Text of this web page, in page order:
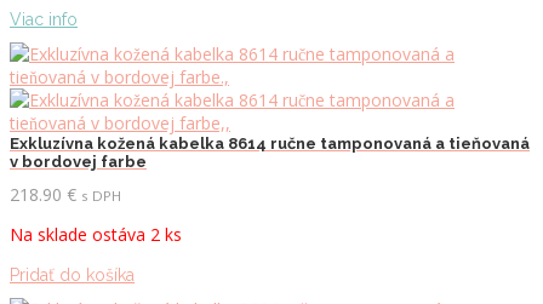
Viac info
Exkluzívna kožená kabelka 8614 ručne tamponovaná a tieňovaná
v bordovej farbe
218.90 € s DPH
Na sklade ostáva 2 ks
Pridať do košíka